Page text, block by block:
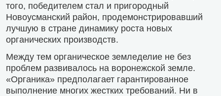
того, победителем стал и пригородный
Новоусманский район, продемонстрировавший
лучшую в стране динамику роста новых
органических производств.
Между тем органическое земледелие не без
проблем развивалось на воронежской земле.
«Органика» предполагает гарантированное
выполнение многих жестких требований. Ни в